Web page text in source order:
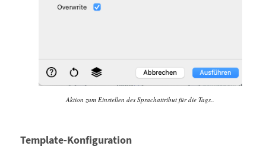
Aktion zum Einstellen des Sprachattribut für die Tags..
Template-Konfiguration